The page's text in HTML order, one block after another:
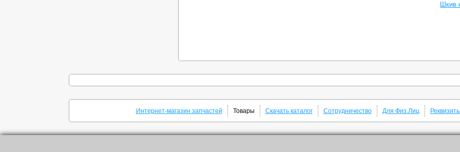
Шкив
Интернет-магазин запчастей Товары Скачать каталог Сотрудничество Для Физ.Лиц Реквизиты